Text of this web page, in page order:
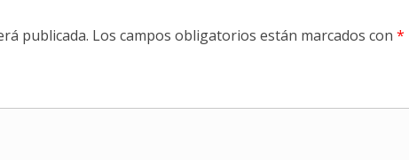
publicada. Los campos obligatorios están marcados con *